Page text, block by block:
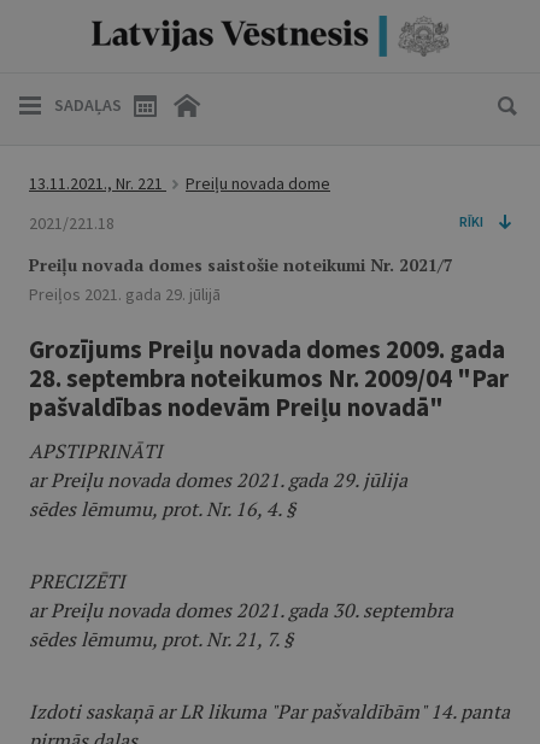
SADAĻAS
13.11.2021., Nr. 221
Preiļu novada dome
2021/221.18
RĪKI
Preiļu novada domes saistošie noteikumi Nr. 2021/7
Preiļos 2021. gada 29. jūlijā
Grozījums Preiļu novada domes 2009. gada
28. septembra noteikumos Nr. 2009/04 "Par
pašvaldības nodevām Preiļu novadā"
APSTIPRINĀTI
ar Preiļu novada domes 2021. gada 29. jūlija
sēdes lēmumu, prot. Nr. 16, 4. §
PRECIZĒTI
ar Preiļu novada domes 2021. gada 30. septembra
sēdes lēmumu, prot. Nr. 21, 7. §
Izdoti saskaņā ar LR likuma "Par pašvaldībām" 14. panta